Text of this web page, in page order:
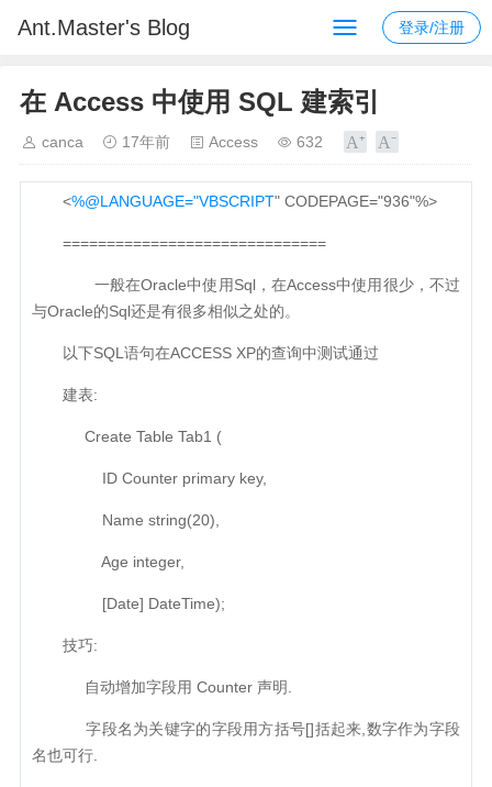
Ant.Master's Blog 登录/注册
在 Access 中使用 SQL 建索引
canca 17年前 Access 632
<%@LANGUAGE="VBSCRIPT" CODEPAGE="936"%>
==============================
一般在Oracle中使用Sql，在Access中使用很少，不过
与Oracle的Sql还是有很多相似之处的。
以下SQL语句在ACCESS XP的查询中测试通过
建表:
Create Table Tab1 (
ID Counter primary key,
Name string(20),
Age integer,
[Date] DateTime);
技巧:
自动增加字段用 Counter 声明.
字段名为关键字的字段用方括号[]括起来,数字作为字段
名也可行.